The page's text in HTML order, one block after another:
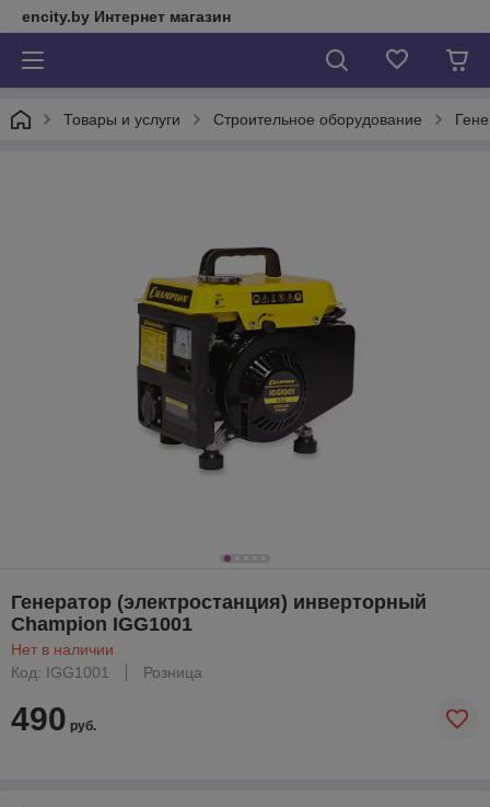
encity.by Интернет магазин
Товары и услуги Строительное оборудование
Генератор (электростанция) инверторный
Champion IGG1001
Нет в наличии
Код: IGG1001
Розница
490 руб.